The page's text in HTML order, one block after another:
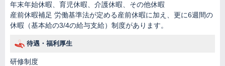
年末年始休暇、育児休暇、介護休暇、その他休暇
産前休暇補足 労働基準法が定める産前休暇に加え、更に6週間の
休暇（基本給の3/4の給与支給）制度があります。
待遇・福利厚生
研修制度